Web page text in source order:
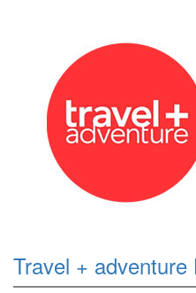
Travel + adventure